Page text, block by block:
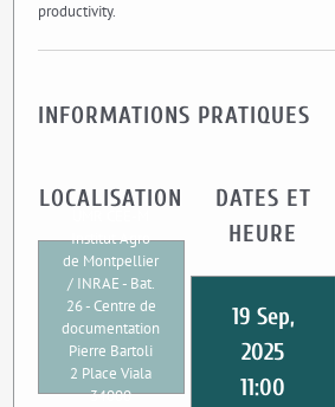
productivity.
INFORMATIONS PRATIQUES
LOCALISATION
Institut Agro
de Montpellier
/ INRAE - Bat.
26 - Centre de
documentation
Pierre Bartoli
2 Place Viala
34000
DATES ET
HEURE
19 Sep,
2025
11:00